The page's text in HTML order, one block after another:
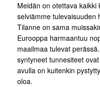
Meidän on otettava kaikki
selviämme tulevaisuuden
Tilanne on sama
Eurooppa harmaantuu
maailmaa tulevat
syntyneet tunnesiteet
avulla on kuitenkin
oloa.